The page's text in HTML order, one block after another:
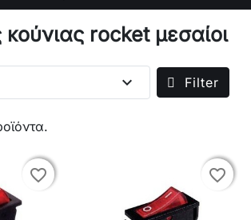
κούνιας rocket μεσαίοι
expand_more Filter
favorite_border
favorite_border favorite_border
favorite_border